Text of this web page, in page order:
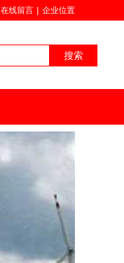
搜索
在线留言 企业位置